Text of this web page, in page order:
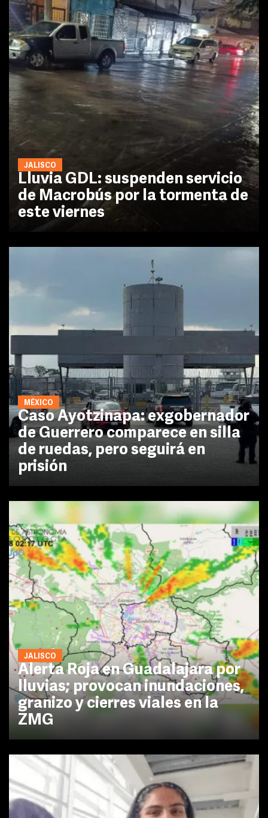
JALISCO
Lluvia GDL: suspenden servicio
de Macrobús por la tormenta de
este viernes
MÉXICO
Caso Ayotzinapa: exgobernador
de Guerrero comparece en silla
de ruedas, pero seguirá en
prisión
JALISCO
Alerta Roja en Guadalajara por
lluvias; provocan inundaciones,
granizo y cierres viales en la
ZMG